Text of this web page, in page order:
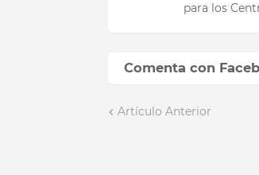
para los
Comenta con
Artículo Anterior